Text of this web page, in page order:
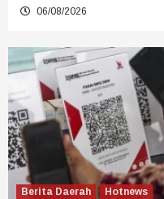
06/08/2026
Berita Daerah
Hotnews